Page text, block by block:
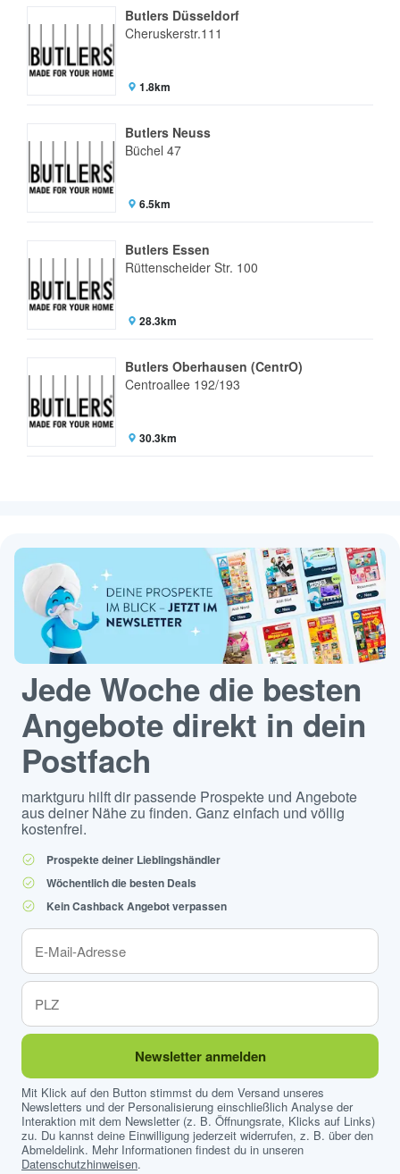
Butlers Düsseldorf
Cheruskerstr.111
1.8km
Butlers Neuss
Büchel 47
6.5km
Butlers Essen
Rüttenscheider Str. 100
28.3km
Butlers Oberhausen (CentrO)
Centroallee 192/193
30.3km
Jede Woche die besten
Angebote direkt in dein
Postfach
marktguru hilft dir passende Prospekte und Angebote
aus deiner Nähe zu finden. Ganz einfach und völlig
kostenfrei.
Prospekte deiner Lieblingshändler
Wöchentlich die besten Deals
Kein Cashback Angebot verpassen
Newsletter anmelden
Mit Klick auf den Button stimmst du dem Versand unseres
Newsletters und der Personalisierung einschließlich Analyse der
Interaktion mit dem Newsletter (z. B. Öffnungsrate, Klicks auf Links)
zu. Du kannst deine Einwilligung jederzeit widerrufen, z. B. über den
Abmeldelink. Mehr Informationen findest du in unseren
Datenschutzhinweisen.